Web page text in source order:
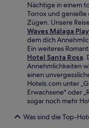
Nächtige in einem
Torrox und genieße
Zügen. Unsere
Waves Málaga
dem dich
Ein weiteres
Hotel Santa Rosa.
Annehmlichkeiten
einen
Hotels.com unter
Erwachsene" oder
sogar noch mehr
Was sind die Top-